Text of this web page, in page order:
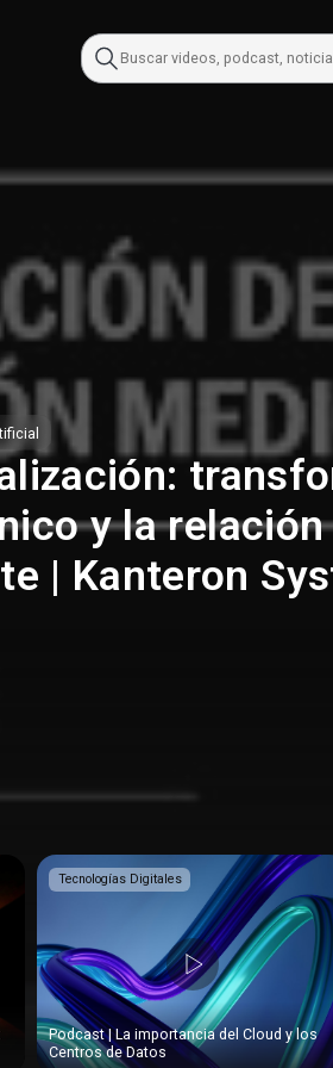
y la relación
| Kanteron
Tecnologías Digitales
Podcast | La importancia del Cloud y los
Centros de Datos